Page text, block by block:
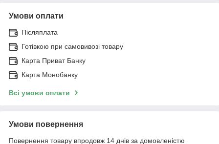
Умови оплати
Післяплата
Готівкою при самовивозі товару
Карта Приват Банку
Карта Монобанку
Всі умови оплати
Умови повернення
Повернення товару впродовж 14 днів за домовленістю